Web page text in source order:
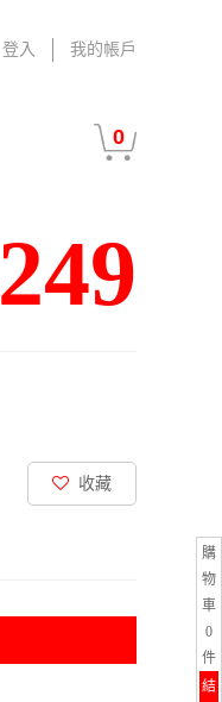
我的帳戶
登入
0
購
物
車
0
件
結
249
收藏